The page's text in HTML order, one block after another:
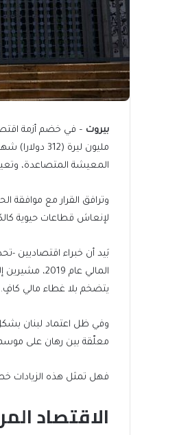
بيروت
مليون ليرة
المعيشة المتصاعدة،
وترافق القرار مع موافقة
لإنعاش قطاعات حيوية
بَيد أن خبراء اقتصاديين -
المالي عام
يتضخم بلا غطاء مالي كافٍ.
وفي ظل اعتماد لبنان بشكل
معلّقة بين رهان على موسم
فهل تمثل هذه الزيادات
الاقتصاد